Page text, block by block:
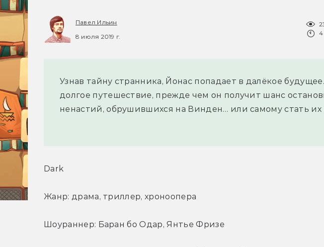
Павел Ильин
8 июля 2019 г.
4
Узнав тайну странника, Йонас попадает в далёкое
долгое путешествие, прежде чем он получит шанс
ненастий, обрушившихся на Винден… или самому стать
Dark
Жанр: драма, триллер, хроноопера
Шоураннер: Баран бо Одар, Янтье Фризе